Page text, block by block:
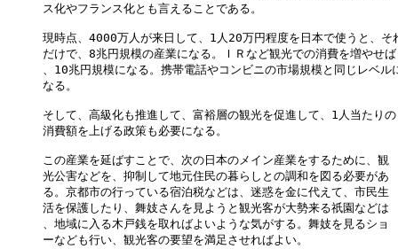
ス化やフランス化とも言えることである。
現時点、4000万人が来日して、1人20万円程度を日本で使うと、そ
だけで、8兆円規模の産業になる。ＩＲなど観光での消費を増やせば
、10兆円規模になる。携帯電話やコンビニの市場規模と同じレベル
なる。
そして、高級化も推進して、富裕層の観光を促進して、1人当たりの
消費額を上げる政策も必要になる。
この産業を延ばすことで、次の日本のメイン産業をするために、観
光公害などを、抑制して地元住民の暮らしとの調和を図る必要があ
る。京都市の行っている宿泊税などは、迷惑を金に代えて、市民生
活を保護したり、舞妓さんを見ようと観光客が大勢来る祇園などは
、地域に入る木戸銭を取ればよいような気がする。舞妓を見るショ
ーなども行い、観光客の要望を満足させればよい。